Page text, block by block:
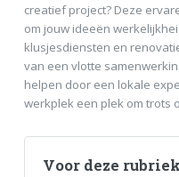
creatief project? Deze
om jouw ideeën
klusjesdiensten en
van een vlotte
helpen door een lokale
werkplek een plek om trots
Voor deze